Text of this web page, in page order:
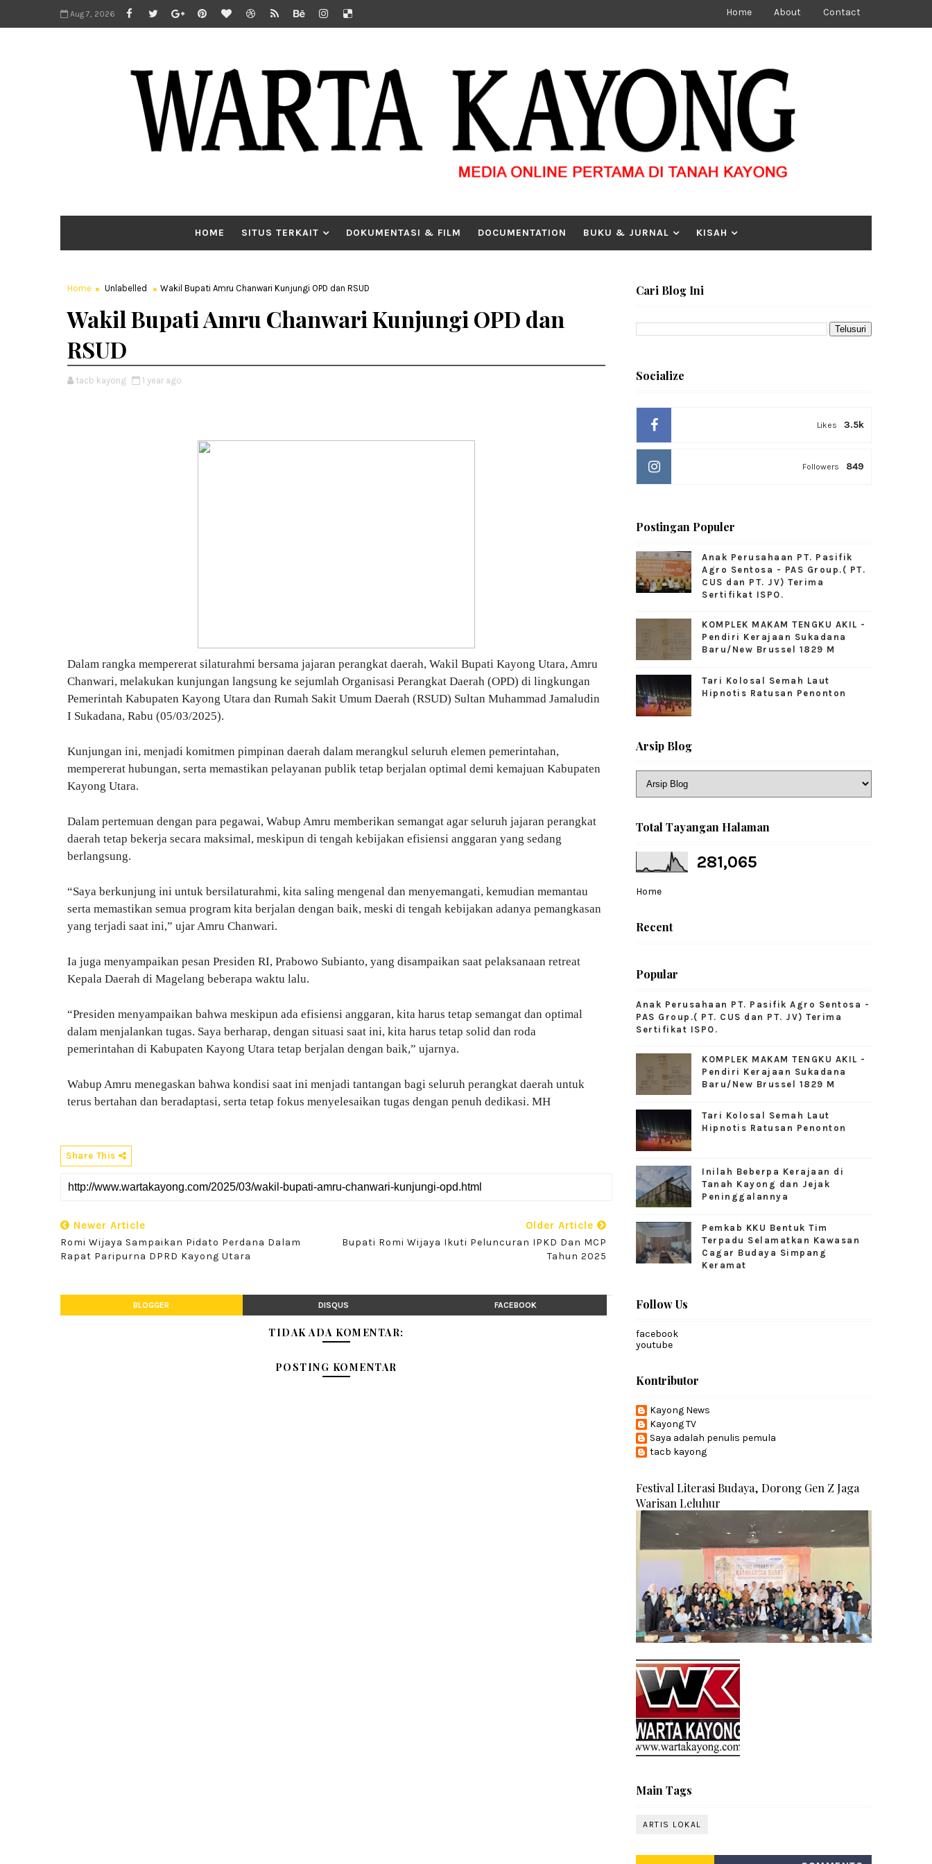
Aug 7, 2026 Home About Contact
HOME SITUS TERKAIT DOKUMENTASI & FILM DOCUMENTATION BUKU & JURNAL KISAH
Home Unlabelled Wakil Bupati Amru Chanwari Kunjungi OPD dan RSUD
Wakil Bupati Amru Chanwari Kunjungi OPD dan
RSUD
tacb kayong 1 year ago
Dalam rangka mempererat silaturahmi bersama jajaran perangkat daerah, Wakil Bupati Kayong Utara, Amru
Chanwari, melakukan kunjungan langsung ke sejumlah Organisasi Perangkat Daerah (OPD) di lingkungan
Pemerintah Kabupaten Kayong Utara dan Rumah Sakit Umum Daerah (RSUD) Sultan Muhammad Jamaludin
I Sukadana, Rabu (05/03/2025).
Kunjungan ini, menjadi komitmen pimpinan daerah dalam merangkul seluruh elemen pemerintahan,
mempererat hubungan, serta memastikan pelayanan publik tetap berjalan optimal demi kemajuan Kabupaten
Kayong Utara.
Dalam pertemuan dengan para pegawai, Wabup Amru memberikan semangat agar seluruh jajaran perangkat
daerah tetap bekerja secara maksimal, meskipun di tengah kebijakan efisiensi anggaran yang sedang
berlangsung.
“Saya berkunjung ini untuk bersilaturahmi, kita saling mengenal dan menyemangati, kemudian memantau
serta memastikan semua program kita berjalan dengan baik, meski di tengah kebijakan adanya pemangkasan
yang terjadi saat ini,” ujar Amru Chanwari.
Ia juga menyampaikan pesan Presiden RI, Prabowo Subianto, yang disampaikan saat pelaksanaan retreat
Kepala Daerah di Magelang beberapa waktu lalu.
“Presiden menyampaikan bahwa meskipun ada efisiensi anggaran, kita harus tetap semangat dan optimal
dalam menjalankan tugas. Saya berharap, dengan situasi saat ini, kita harus tetap solid dan roda
pemerintahan di Kabupaten Kayong Utara tetap berjalan dengan baik,” ujarnya.
Wabup Amru menegaskan bahwa kondisi saat ini menjadi tantangan bagi seluruh perangkat daerah untuk
terus bertahan dan beradaptasi, serta tetap fokus menyelesaikan tugas dengan penuh dedikasi. MH
Share This
Newer Article
Romi Wijaya Sampaikan Pidato Perdana Dalam
Rapat Paripurna DPRD Kayong Utara
Older Article
Bupati Romi Wijaya Ikuti Peluncuran IPKD Dan MCP
Tahun 2025
BLOGGER DISQUS FACEBOOK
TIDAK ADA KOMENTAR:
POSTING KOMENTAR
Cari Blog Ini
Socialize
3.5k
Likes
849
Followers
Postingan Populer
Anak Perusahaan PT. Pasifik
Agro Sentosa - PAS Group.( PT.
CUS dan PT. JV) Terima
Sertifikat ISPO.
KOMPLEK MAKAM TENGKU AKIL -
Pendiri Kerajaan Sukadana
Baru/New Brussel 1829 M
Tari Kolosal Semah Laut
Hipnotis Ratusan Penonton
Arsip Blog
Total Tayangan Halaman
281,065
Home
Recent
Popular
Anak Perusahaan PT. Pasifik Agro Sentosa -
PAS Group.( PT. CUS dan PT. JV) Terima
Sertifikat ISPO.
KOMPLEK MAKAM TENGKU AKIL -
Pendiri Kerajaan Sukadana
Baru/New Brussel 1829 M
Tari Kolosal Semah Laut
Hipnotis Ratusan Penonton
Inilah Beberpa Kerajaan di
Tanah Kayong dan Jejak
Peninggalannya
Pemkab KKU Bentuk Tim
Terpadu Selamatkan Kawasan
Cagar Budaya Simpang
Keramat
Follow Us
facebook
youtube
Kontributor
Kayong News
Kayong TV
Saya adalah penulis pemula
tacb kayong
Festival Literasi Budaya, Dorong Gen Z Jaga
Warisan Leluhur
Main Tags
ARTIS LOKAL